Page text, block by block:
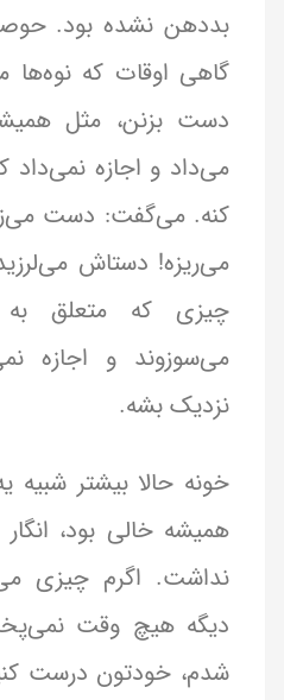
بددهن نشده بود.
گاهی اوقات که
دست بزنن، مثل
می‌داد و اجازه
کنه. می‌گفت: دست
می‌ریزه! دستاش
چیزی که متعلق
می‌سوزوند و اجازه
نزدیک بشه.
خونه حالا بیشتر شبیه
همیشه خالی بود،
نداشت. اگرم چیزی
دیگه هیچ وقت
شدم، خودتون درست